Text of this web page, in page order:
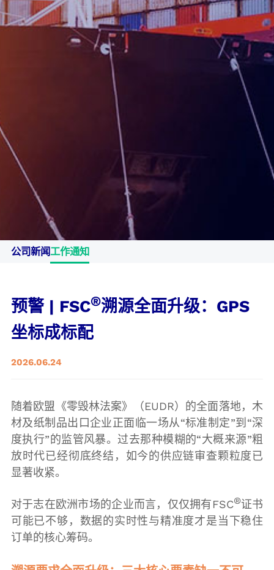
Cotecna埃及 Cotecna越南
ESTS
Toby检测
Wimpey实验室
公司新闻工作通知
预警 | FSC®溯源全面升级：GPS
坐标成标配
2026.06.24
随着欧盟《零毁林法案》（EUDR）的全面落地，木
材及纸制品出口企业正面临一场从“标准制定”到“深
度执行”的监管风暴。过去那种模糊的“大概来源”粗
放时代已经彻底终结，如今的供应链审查颗粒度已
显著收紧。
对于志在欧洲市场的企业而言，仅仅拥有FSC®证书
可能已不够，数据的实时性与精准度才是当下稳住
订单的核心筹码。